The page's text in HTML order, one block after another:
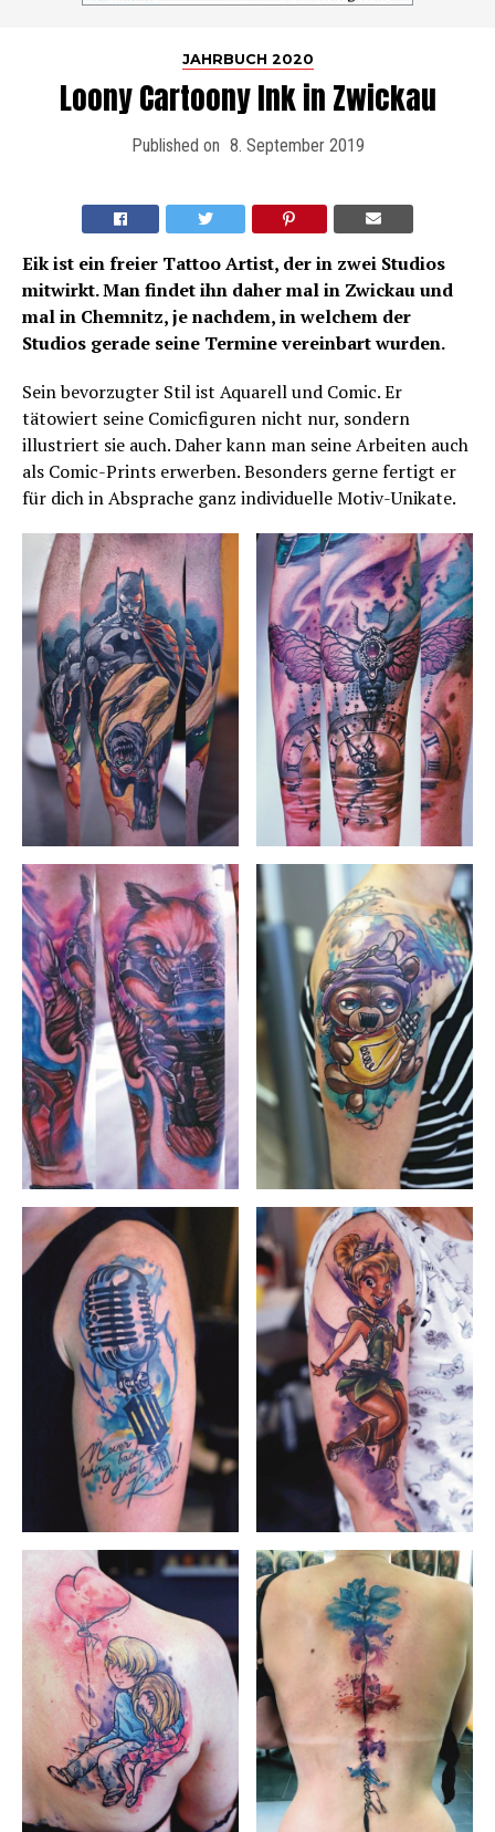
JAHRBUCH 2020
Loony Cartoony Ink in Zwickau
Published on 8. September 2019
Eik ist ein freier Tattoo Artist, der in zwei Studios
mitwirkt. Man findet ihn daher mal in Zwickau und
mal in Chemnitz, je nachdem, in welchem der
Studios gerade seine Termine vereinbart wurden.
Sein bevorzugter Stil ist Aquarell und Comic. Er
tätowiert seine Comicfiguren nicht nur, sondern
illustriert sie auch. Daher kann man seine Arbeiten auch
als Comic-Prints erwerben. Besonders gerne fertigt er
für dich in Absprache ganz individuelle Motiv-Unikate.